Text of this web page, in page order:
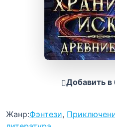
Добавить в
Жанр:Фэнтези,